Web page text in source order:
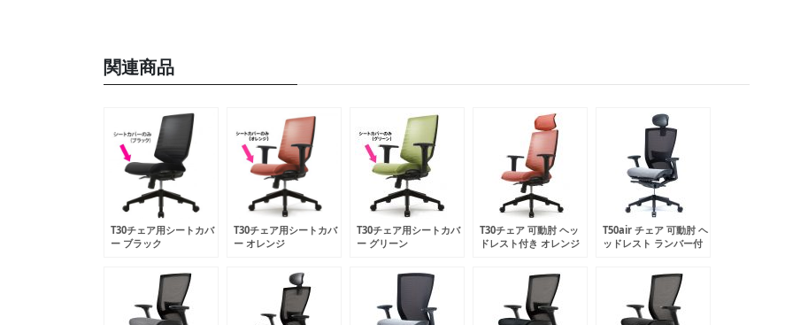
関連商品
T30チェア用シートカバ
ー ブラック
T30チェア用シートカバ
ー オレンジ
T30チェア用シートカバ
ー グリーン
T30チェア 可動肘 ヘッ
ドレスト付き オレンジ
T50air チェア 可動肘 ヘ
ッドレスト ランバー付